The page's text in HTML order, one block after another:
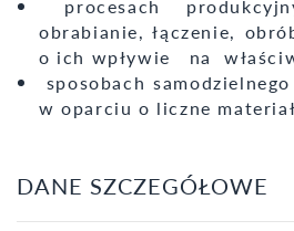
procesach
obrabianie, łączenie,
o ich wpływie na
sposobach
w oparciu o liczne
DANE SZCZEGÓŁOWE